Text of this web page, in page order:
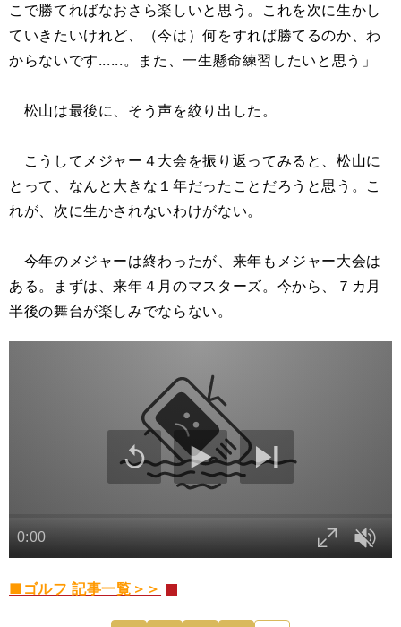
こで勝てればなおさら楽しいと思う。これを次に生かし
ていきたいけれど、（今は）何をすれば勝てるのか、わ
からないです......。また、一生懸命練習したいと思う」
松山は最後に、そう声を絞り出した。
こうしてメジャー４大会を振り返ってみると、松山に
とって、なんと大きな１年だったことだろうと思う。こ
れが、次に生かされないわけがない。
今年のメジャーは終わったが、来年もメジャー大会は
ある。まずは、来年４月のマスターズ。今から、７カ月
半後の舞台が楽しみでならない。
■ゴルフ 記事一覧＞＞